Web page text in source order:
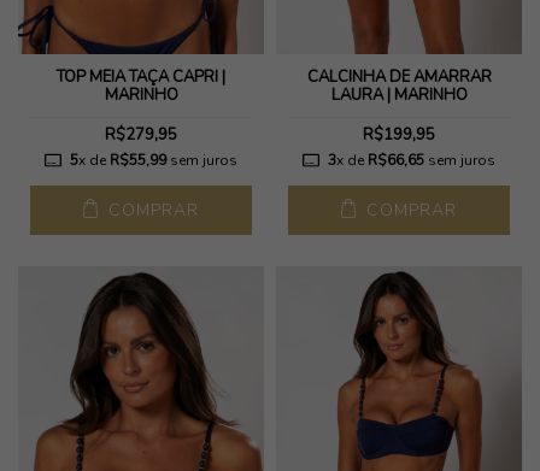
TOP MEIA TAÇA CAPRI |
MARINHO
R$279,95
5x de R$55,99sem juros
COMPRAR
CALCINHA DE AMARRAR
LAURA | MARINHO
R$199,95
3x de R$66,65sem juros
COMPRAR